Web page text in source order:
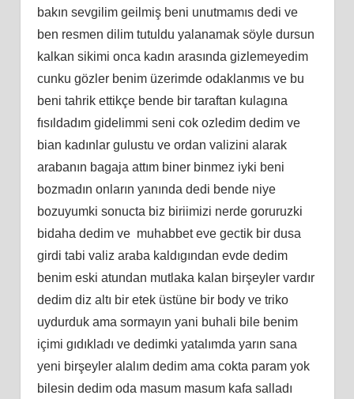
bakın sevgilim geilmiş beni unutmamıs dedi ve
ben resmen dilim tutuldu yalanamak söyle dursun
kalkan sikimi onca kadın arasında gizlemeyedim
cunku gözler benim üzerimde odaklanmıs ve bu
beni tahrik ettikçe bende bir taraftan kulagına
fısıldadım gidelimmi seni cok ozledim dedim ve
bian kadınlar gulustu ve ordan valizini alarak
arabanın bagaja attım biner binmez iyki beni
bozmadın onların yanında dedi bende niye
bozuyumki sonucta biz biriimizi nerde goruruzki
bidaha dedim ve muhabbet eve gectik bir dusa
girdi tabi valiz araba kaldıgından evde dedim
benim eski atundan mutlaka kalan birşeyler vardır
dedim diz altı bir etek üstüne bir body ve triko
uydurduk ama sormayın yani buhali bile benim
içimi gıdıkladı ve dedimki yatalımda yarın sana
yeni birşeyler alalım dedim ama cokta param yok
bilesin dedim oda masum masum kafa salladı